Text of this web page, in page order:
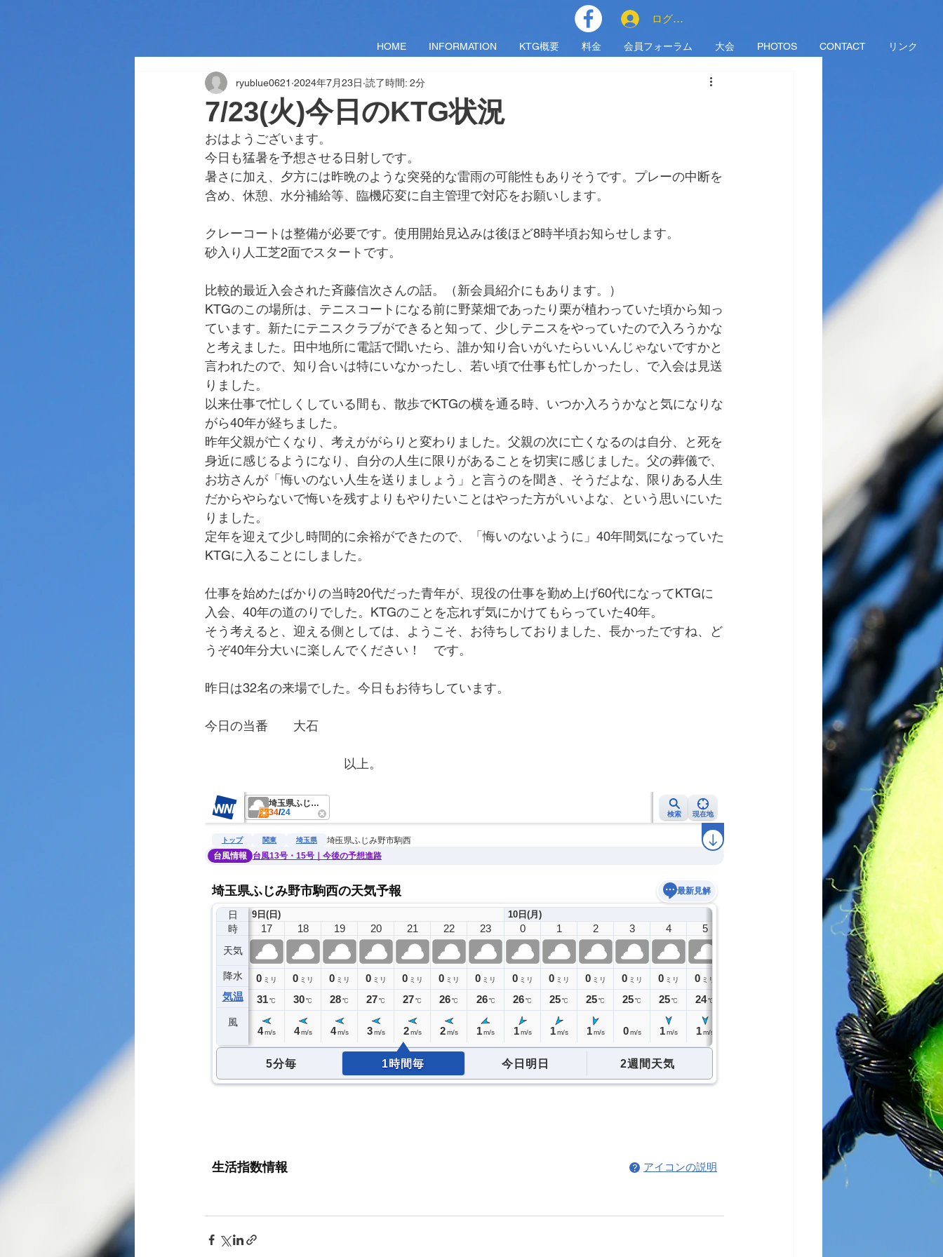
HOME INFORMATION KTG概要 料金 会員フォーラム 大会 PHOTOS CONTACT リンク
ログイン
7/23(火)今日のKTG状況
ryublue0621 2024年7月23日 読了時間: 2分
おはようございます。
今日も猛暑を予想させる日射しです。
暑さに加え、夕方には昨晩のような突発的な雷雨の可能性もありそうです。プレーの中断を
含め、休憩、水分補給等、臨機応変に自主管理で対応をお願いします。
クレーコートは整備が必要です。使用開始見込みは後ほど8時半頃お知らせします。
砂入り人工芝2面でスタートです。
比較的最近入会された斉藤信次さんの話。（新会員紹介にもあります。）
KTGのこの場所は、テニスコートになる前に野菜畑であったり栗が植わっていた頃から知っ
ています。新たにテニスクラブができると知って、少しテニスをやっていたので入ろうかな
と考えました。田中地所に電話で聞いたら、誰か知り合いがいたらいいんじゃないですかと
言われたので、知り合いは特にいなかったし、若い頃で仕事も忙しかったし、で入会は見送
りました。
以来仕事で忙しくしている間も、散歩でKTGの横を通る時、いつか入ろうかなと気になりな
がら40年が経ちました。
昨年父親が亡くなり、考えががらりと変わりました。父親の次に亡くなるのは自分、と死を
身近に感じるようになり、自分の人生に限りがあることを切実に感じました。父の葬儀で、
お坊さんが「悔いのない人生を送りましょう」と言うのを聞き、そうだよな、限りある人生
だからやらないで悔いを残すよりもやりたいことはやった方がいいよな、という思いにいた
りました。
定年を迎えて少し時間的に余裕ができたので、「悔いのないように」40年間気になっていた
KTGに入ることにしました。
仕事を始めたばかりの当時20代だった青年が、現役の仕事を勤め上げ60代になってKTGに
入会、40年の道のりでした。KTGのことを忘れず気にかけてもらっていた40年。
そう考えると、迎える側としては、ようこそ、お待ちしておりました、長かったですね、ど
うぞ40年分大いに楽しんでください！　です。
昨日は32名の来場でした。今日もお待ちしています。
今日の当番　　大石
以上。